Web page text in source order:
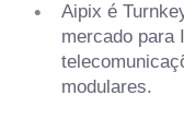
Aipix é
mercado para
modulares.